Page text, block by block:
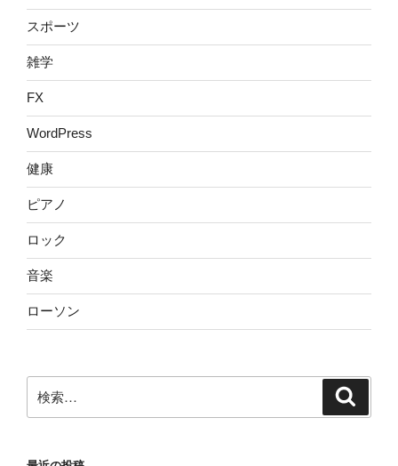
スポーツ
雑学
FX
WordPress
健康
ピアノ
ロック
音楽
ローソン
索: